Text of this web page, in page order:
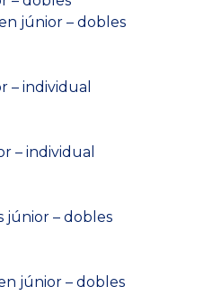
júnior – dobles
– individual
– individual
júnior – dobles
júnior – dobles